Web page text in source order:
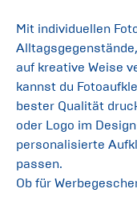
Mit individuellen
auf kreative Weise
kannst du
bester Qualität
oder Logo im
personalisierte
passen.
Ob für